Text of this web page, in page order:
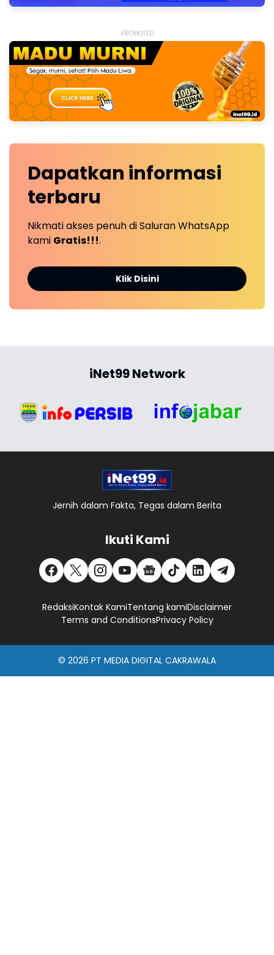
PROMOTED
Dapatkan informasi
terbaru
Nikmati akses penuh di Saluran WhatsApp
kami Gratis!!!.
Klik Disini
iNet99 Network
Jernih dalam Fakta, Tegas dalam Berita
Ikuti Kami
RedaksiKontak KamiTentang kamiDisclaimer
Terms and ConditionsPrivacy Policy
© 2026 PT MEDIA DIGITAL CAKRAWALA